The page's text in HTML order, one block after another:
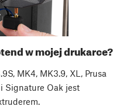
w mojej drukarce?
MK4, MK3.9, XL, Prusa
Signature Oak jest